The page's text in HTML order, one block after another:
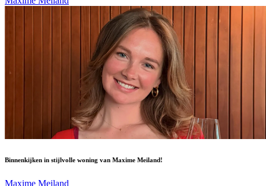
Binnenkijken in stijlvolle woning van Maxime Meiland!
Maxime Meiland